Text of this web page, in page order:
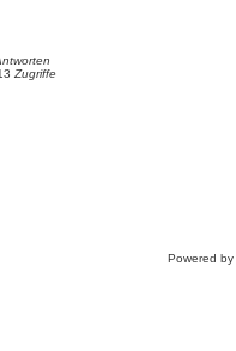
Zugriffe
Powered by